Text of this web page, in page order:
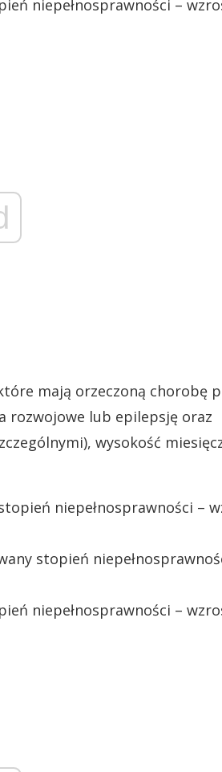
niepełnosprawności –
mają orzeczoną chorobę
rozwojowe lub epilepsję oraz
wysokość
niepełnosprawności –
stopień
niepełnosprawności –